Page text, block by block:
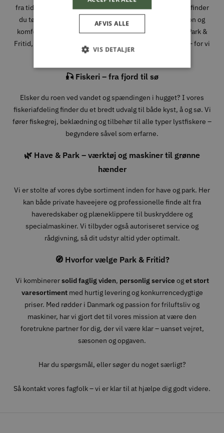
fra tidlige morgener i skoven til lange dage i fjeldet. Her finder
du tøj, sko og udstyr fra velkendte mærker, hvor funktion og
komfort går hånd i hånd. Når du handler jagtudstyr hos Park &
Fritid, handler du med folk, der forstår, hvad det kræver – for vi
bruger det selv.
🎣 Fiskeri – fra fjord til sø
Elsker du roen ved vandet og spændingen i hugget? I vores
fiskeriafdeling finder du et bredt udvalg til både kyst, å og sø. Vi
fører fiskegrej, beklædning og tilbehør til alle typer lystfiskere –
begyndere såvel som erfarne.
🌿 Have & Park – værktøj og maskiner til grønne
hænder
Vi er stolte af vores dybe sortiment inden for have og park. Her
kan både private haveejere og professionelle finde alt fra
haveredskaber og plæneklippere til buskryddere og
specialmaskiner. Vi tilbyder også autoriseret service og
rådgivning, så dit udstyr altid yder optimalt.
🧭 Hvorfor vælge Park & Fritid?
Vi kombinerersolid faglig viden, personlig serviceoget stort
varesortimentmed hurtig levering og konkurrencedygtige
priser. Med rødder i Danmark og passion for friluftsliv og
maskiner, har vi gjort det til vores mission at være den
foretrukne partner for dig, der vil være klar – uanset vejret,
sæsonen og opgaven.
Har du spørgsmål, eller søger du noget særligt?
Så kontakt vores fagfolk – vi er klar til at hjælpe dig godt videre.
AFVIS ALLE
VIS DETALJER